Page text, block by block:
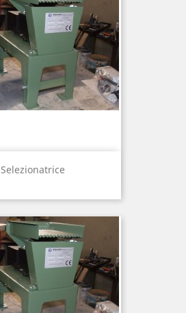
Selezionatrice